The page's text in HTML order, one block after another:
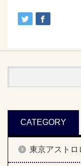
CATEGORY
東京アストロ